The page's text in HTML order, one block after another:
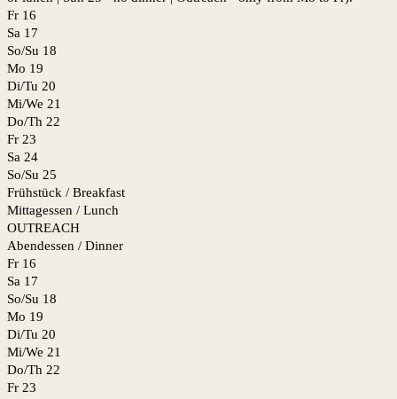
Fr 16
Sa 17
So/Su 18
Mo 19
Di/Tu 20
Mi/We 21
Do/Th 22
Fr 23
Sa 24
So/Su 25
Frühstück / Breakfast
Mittagessen / Lunch
OUTREACH
Abendessen / Dinner
Fr 16
Sa 17
So/Su 18
Mo 19
Di/Tu 20
Mi/We 21
Do/Th 22
Fr 23